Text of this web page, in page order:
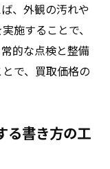
、外観の汚れや
施することで、
的な点検と整備
で、買取価格の
る書き方の工